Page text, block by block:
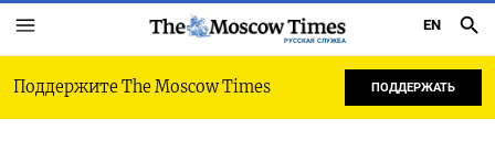
РУССКАЯ СЛУЖБА
EN
Поддержите The Moscow Times ПОДДЕРЖАТЬ